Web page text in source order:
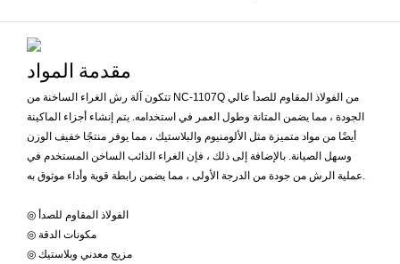
مقدمة المواد
تتكون آلة رش الغراء الساخنة من NC-1107Q من الفولاذ المقاوم للصدأ عالي
الجودة ، مما يضمن المتانة وطول العمر في استخدامه. يتم إنشاء أجزاء الماكينة
أيضًا من مواد متميزة مثل الألومنيوم والبلاستيك ، مما يوفر منتجًا خفيف الوزن
وسهل الصيانة. بالإضافة إلى ذلك ، فإن الغراء الذائب الساخن المستخدم في
عملية الرش من جودة من الدرجة الأولى ، مما يضمن رابطة قوية وأداء موثوق به.
◎ مكونات الدقة
◎ مزيج معدني وبلاستيك